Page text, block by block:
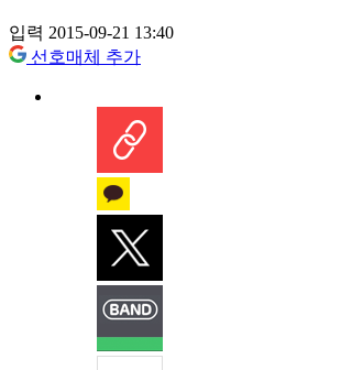
입력 2015-09-21 13:40
선호매체 추가